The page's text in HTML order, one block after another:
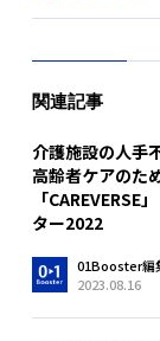
関連記事
介護施設の人手
高齢者ケアのた
「CAREVERSE
ター2022
01Booster編
2023.08.16